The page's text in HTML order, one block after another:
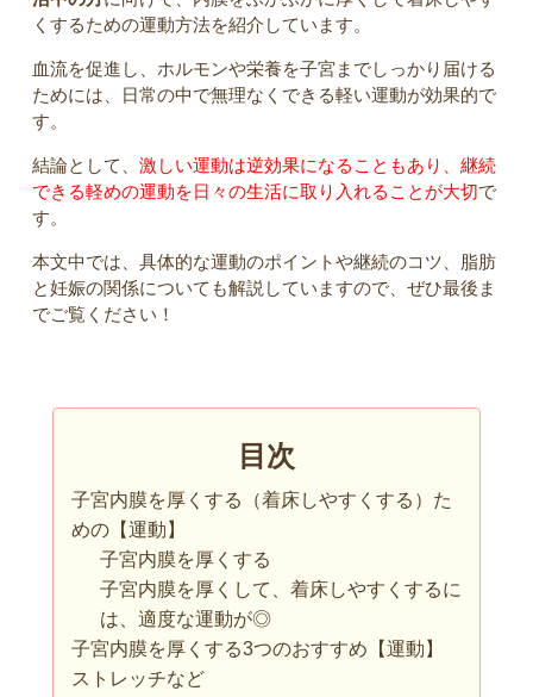
くするための運動方法を紹介しています。
血流を促進し、ホルモンや栄養を子宮までしっかり届ける
ためには、日常の中で無理なくできる軽い運動が効果的で
す。
結論として、 激しい運動は逆効果になることもあり、継続
できる軽めの運動を日々の生活に取り入れることが大切で
す。
本文中では、具体的な運動のポイントや継続のコツ、脂肪
と妊娠の関係についても解説していますので、ぜひ最後ま
でご覧ください！
目次
子宮内膜を厚くする（着床しやすくする）た
めの【運動】
子宮内膜を厚くする
子宮内膜を厚くして、着床しやすくするに
は、適度な運動が◎
子宮内膜を厚くする3つのおすすめ【運動】
ストレッチなど